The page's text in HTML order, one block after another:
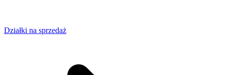
Działki na sprzedaż